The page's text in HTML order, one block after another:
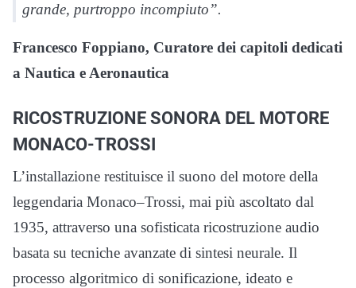
grande, purtroppo incompiuto”.
Francesco Foppiano, Curatore dei capitoli dedicati
a Nautica e Aeronautica
RICOSTRUZIONE SONORA DEL MOTORE
MONACO-TROSSI
L’installazione restituisce il suono del motore della
leggendaria Monaco–Trossi, mai più ascoltato dal
1935, attraverso una sofisticata ricostruzione audio
basata su tecniche avanzate di sintesi neurale. Il
processo algoritmico di sonificazione, ideato e